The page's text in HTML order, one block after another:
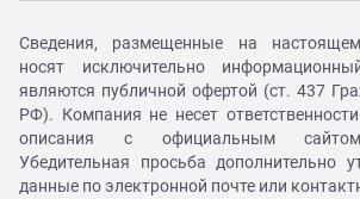
Сведения, размещенные на настоящем
носят исключительно
являются публичной офертой (ст. 437
РФ). Компания не несет
описания с официальным сайтом
Убедительная просьба дополнительно
данные по электронной почте или